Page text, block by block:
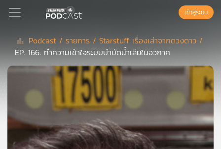
Podcast
สต์
เข้าสู่ระบบ
Podcast / รายการ / Starstuff เรื่องเล่าจากดวงดาว /
EP. 166: ทำความเข้าใจระบบบำบัดน้ำเสียในอวกาศ